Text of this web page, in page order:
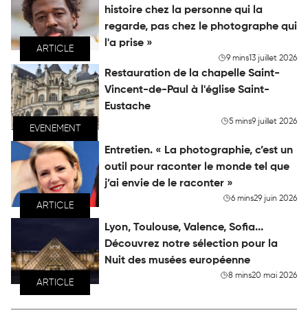
ARTICLE
histoire chez la personne qui la
regarde, pas chez le photographe qui
l'a prise »
9 mins13 juillet 2026
EVENEMENT
Restauration de la chapelle Saint-
Vincent-de-Paul à l'église Saint-
Eustache
5 mins9 juillet 2026
ARTICLE
Entretien. « La photographie, c’est un
outil pour raconter le monde tel que
j’ai envie de le raconter »
6 mins29 juin 2026
ARTICLE
Lyon, Toulouse, Valence, Sofia...
Découvrez notre sélection pour la
Nuit des musées européenne
8 mins20 mai 2026